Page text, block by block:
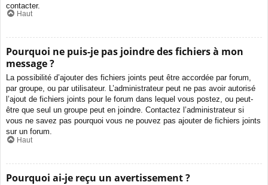
contacter.
Haut
Pourquoi ne puis-je pas joindre des fichiers à mon
message ?
La possibilité d’ajouter des fichiers joints peut être accordée par forum,
par groupe, ou par utilisateur. L’administrateur peut ne pas avoir autorisé
l’ajout de fichiers joints pour le forum dans lequel vous postez, ou peut-
être que seul un groupe peut en joindre. Contactez l’administrateur si
vous ne savez pas pourquoi vous ne pouvez pas ajouter de fichiers joints
sur un forum.
Haut
Pourquoi ai-je reçu un avertissement ?